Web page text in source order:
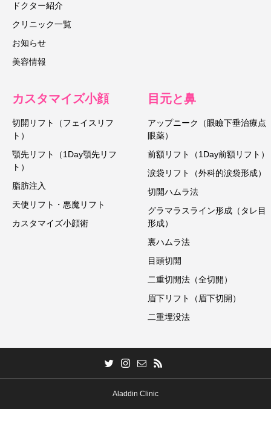
ドクター紹介
クリニック一覧
お知らせ
美容情報
カスタマイズ小顔
切開リフト（フェイスリフ
ト）
顎先リフト（1Day顎先リフ
ト）
脂肪注入
天使リフト・悪魔リフト
カスタマイズ小顔術
目元と鼻
アップニーク（眼瞼下垂治療点
眼薬）
前額リフト（1Day前額リフト）
涙袋リフト（外科的涙袋形成）
切開ハムラ法
グラマラスライン形成（タレ目
形成）
裏ハムラ法
目頭切開
二重切開法（全切開）
眉下リフト（眉下切開）
二重埋没法
Aladdin Clinic